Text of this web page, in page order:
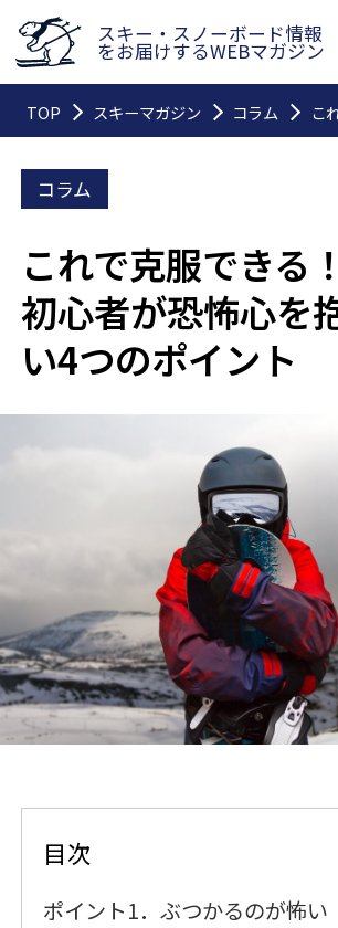
スキー・スノーボード情報
をお届けするWEBマガジン
TOP スキーマガジン コラム こ
コラム
これで克服できる
初心者が恐怖心を
い4つのポイント
目次
ポイント1．ぶつかるのが怖い